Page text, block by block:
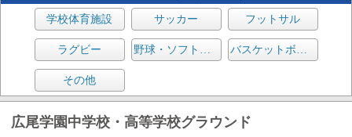
学校体育施設 サッカー フットサル
ラグビー 野球・ソフトボール バスケットボール
その他
広尾学園中学校・高等学校グラウンド